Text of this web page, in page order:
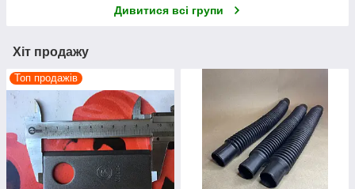
Дивитися всі групи
Хіт продажу
Топ продажів